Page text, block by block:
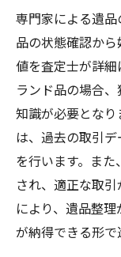
専門家による遺
品の状態確認か
値を査定士が詳
ランド品の場合
知識が必要とな
は、過去の取引
を行います。ま
され、適正な取
により、遺品整
が納得できる形で